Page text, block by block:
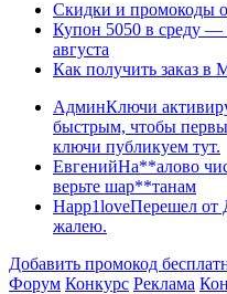
Скидки и промокоды
Купон 5050 в среду —
августа
Как получить заказ в
АдминКлючи
быстрым, чтобы
ключи публикуем тут.
ЕвгенийНа**алово
верьте шар**танам
Happ1loveПерешел от
жалею.
Добавить промокод
Форум Конкурс Реклама